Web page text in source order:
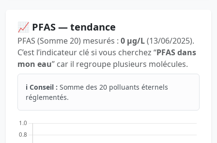
📈 PFAS — tendance
PFAS (Somme 20) mesurés : 0 µg/L(13/06/2025).
C’est l’indicateur clé si vous cherchez “PFAS dans
mon eau” car il regroupe plusieurs molécules.
ℹ️ Conseil : Somme des 20 polluants éternels
réglementés.